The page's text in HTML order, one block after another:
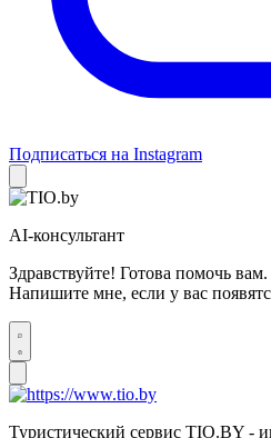
Подписаться на Instagram
AI-консультант
Здравствуйте! Готова помочь вам.
Напишите мне, если у вас
Туристический сервис TIO.BY -